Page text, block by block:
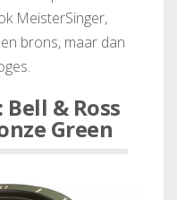
MeisterSinger,
brons, maar dan
& Ross
Green